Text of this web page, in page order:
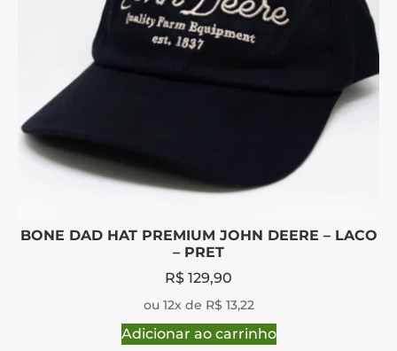
BONE DAD HAT PREMIUM JOHN DEERE – LACO
– PRET
R$ 129,90
ou 12x de R$ 13,22
Adicionar ao carrinho